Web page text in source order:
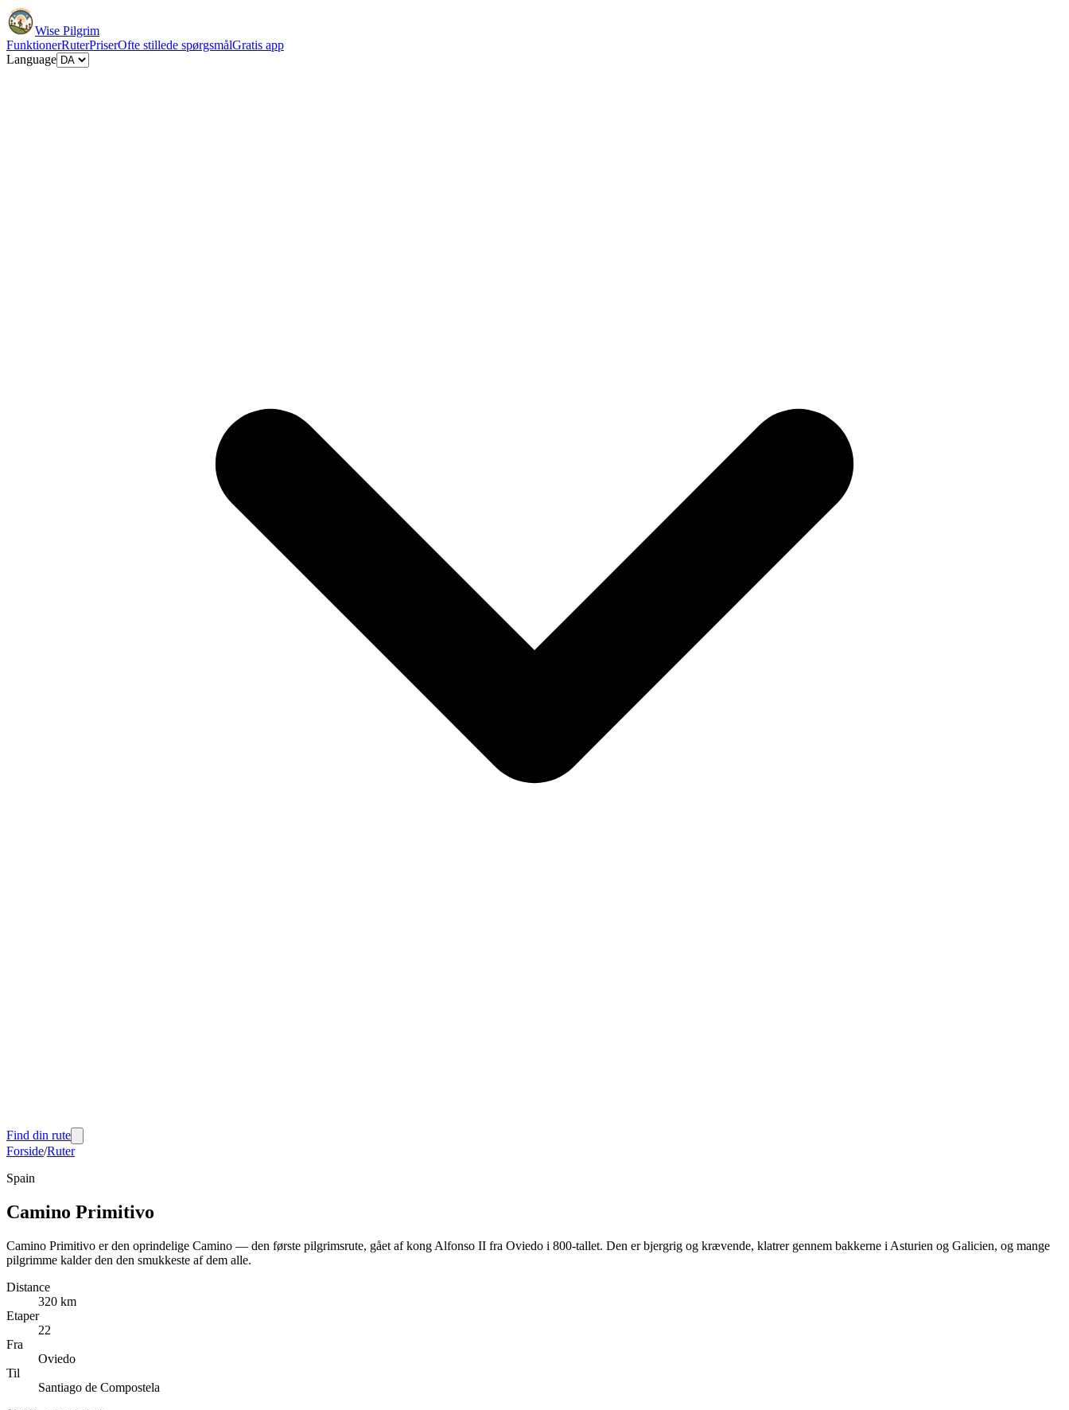
Wise Pilgrim
FunktionerRuterPriserOfte stillede spørgsmålGratis app
Language
Find din rute
Forside/Ruter
Spain
Camino Primitivo
Camino Primitivo er den oprindelige Camino — den første pilgrimsrute, gået af kong Alfonso II fra Oviedo i 800-tallet. Den er bjergrig og krævende, klatrer gennem bakkerne i Asturien og Galicien, og mange
pilgrimme kalder den den smukkeste af dem alle.
Distance
320 km
Etaper
22
Fra
Oviedo
Til
Santiago de Compostela